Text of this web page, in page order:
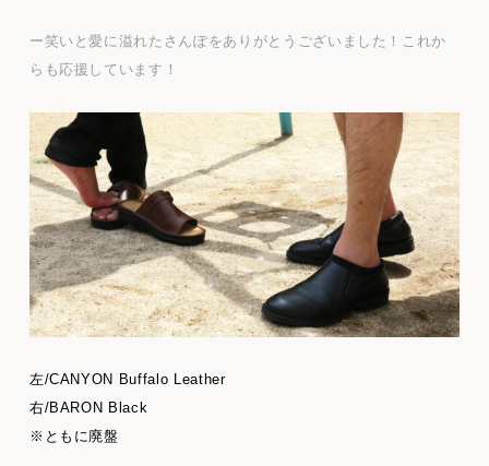
ー笑いと愛に溢れたさんぽをありがとうございました！これか
らも応援しています！
左/CANYON Buffalo Leather
右/BARON Black
※ともに廃盤